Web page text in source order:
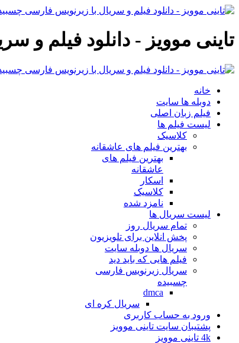
تاینی موویز - دانلود فیلم و
خانه
دوبله ها سایت
فیلم زبان اصلی
لیست فیلم ها
کلاسیک
بهترین فیلم های عاشقانه
بهترین فیلم های
عاشقانه
اسکار
کلاسیک
نامزد شده
لیست سریال ها
تمام سریال روز
پخش انلاین برای تلویزیون
سریال ها دوبله سایت
فیلم هایی که باید دید
سریال زیرنویس فارسی
چسبیده
dmca
سریال کره ای
ورود به حساب کاربری
پشتیبان سایت تاینی موویز
4k تاینی موویز